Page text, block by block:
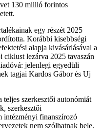
130 millió forintos
egy részét 2025
Korábbi kisebbségi
alapja kivásárlásával a
lezárva 2025 tavaszán
jelenlegi egyedüli
tagjai Kardos Gábor és Uj
szerkesztői autonómiát
szerkesztői
intézményi finanszírozó
nem szólhatnak bele.